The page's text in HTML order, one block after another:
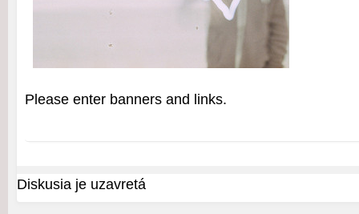
Please enter banners and links.
Diskusia je uzavretá